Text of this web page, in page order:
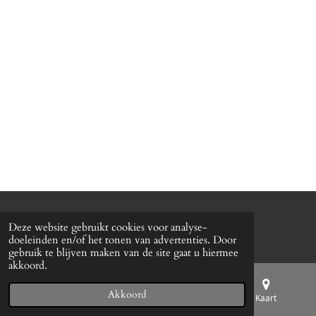
Deze website gebruikt cookies voor analyse-
doeleinden en/of het tonen van advertenties. Door
gebruik te blijven maken van de site gaat u hiermee
akkoord.
Akkoord
© 2026. The-Dollar.com
Powered by JouwWeb
Telefoonnummer Kaart